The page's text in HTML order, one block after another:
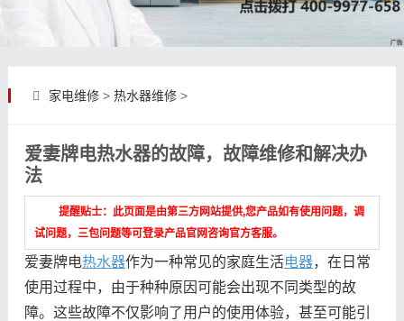
家电维修> 热水器维修>
爱妻牌电热水器的故障，故障维修和解决办
法
提醒贴士：此页面是由第三方网站提供,您产品如有使用问题，调
试问题，三包问题等可登录产品官网咨询官方客服。
爱妻牌电热水器作为一种常见的家庭生活电器，在日常
使用过程中，由于种种原因可能会出现不同类型的故
障。这些故障不仅影响了用户的使用体验，甚至可能引